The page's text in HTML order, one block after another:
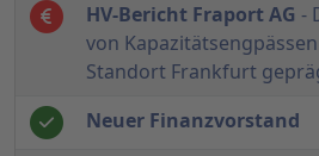
HV-Bericht Fraport AG -
von
Standort Frankfurt
Neuer Finanzvorstand